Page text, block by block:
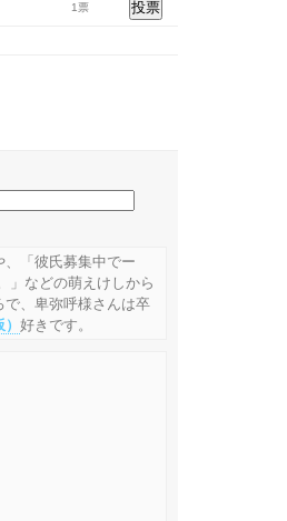
1票
「彼氏募集中でー
」などの萌えけしから
で、卑弥呼様さんは卒
好きです。